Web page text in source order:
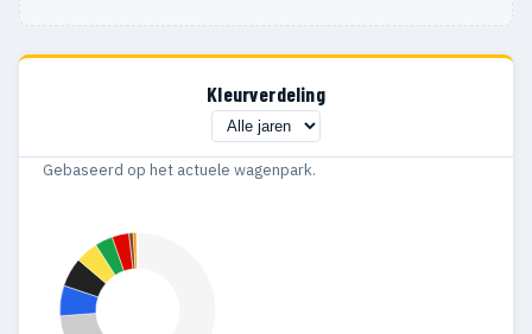
Kleurverdeling
Gebaseerd op het actuele wagenpark.